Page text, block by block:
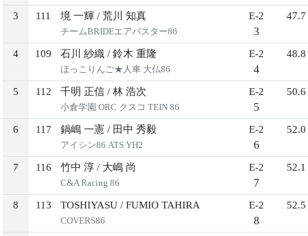
3 111 境 一輝 / 荒川 知真
チームBRIDEエアバスター86
E-2
3
47.7
4 109 石川 紗織 / 鈴木 重隆
ほっこりんご★人車 大仏86
E-2
4
48.8
5 112 千明 正信 / 林 浩次
小倉学園 ORC クスコ TEIN 86
E-2
5
50.6
6 117 鍋嶋 一憲 / 田中 秀毅
アイシン86 ATS YH2
E-2
6
52.0
7 116 竹中 淳 / 大嶋 尚
C&A Racing 86
E-2
7
52.1
8 113 TOSHIYASU / FUMIO TAHIRA
COVERS86
E-2
8
52.5